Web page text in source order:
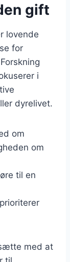
gift
lovende
for
i
dyrelivet.
om
om
til en
med at